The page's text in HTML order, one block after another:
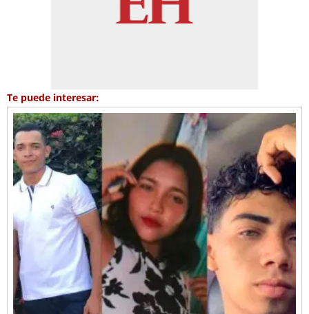
Te puede interesar: